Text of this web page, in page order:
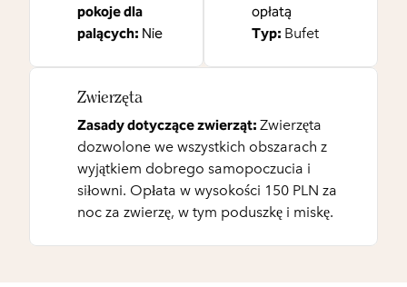
pokoje dla
palących: Nie
opłatą
Typ: Bufet
Zwierzęta
Zasady dotyczące zwierząt: Zwierzęta
dozwolone we wszystkich obszarach z
wyjątkiem dobrego samopoczucia i
siłowni. Opłata w wysokości 150 PLN za
noc za zwierzę, w tym poduszkę i miskę.